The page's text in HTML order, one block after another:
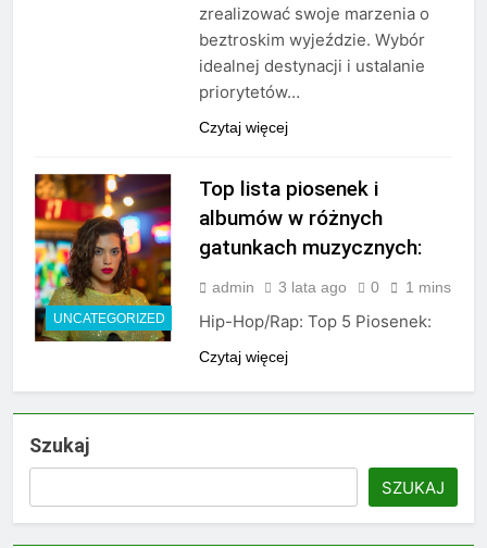
zrealizować swoje marzenia o
beztroskim wyjeździe. Wybór
idealnej destynacji i ustalanie
priorytetów…
Czytaj więcej
UNCATEGORIZED
Top lista piosenek i
albumów w różnych
gatunkach muzycznych:
admin 3 lata ago 0 1 mins
Hip-Hop/Rap: Top 5 Piosenek:
Czytaj więcej
Szukaj
SZUKAJ